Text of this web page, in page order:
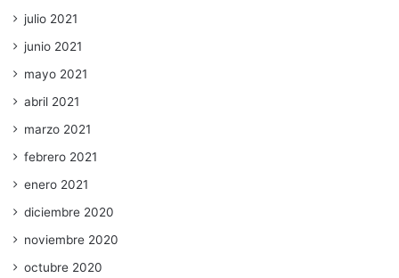
julio 2021
junio 2021
mayo 2021
abril 2021
marzo 2021
febrero 2021
enero 2021
diciembre 2020
noviembre 2020
octubre 2020